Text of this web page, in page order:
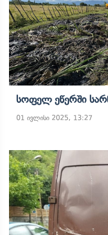
Სოფელ Ეწერში
01 ივლისი 2025, 13:27